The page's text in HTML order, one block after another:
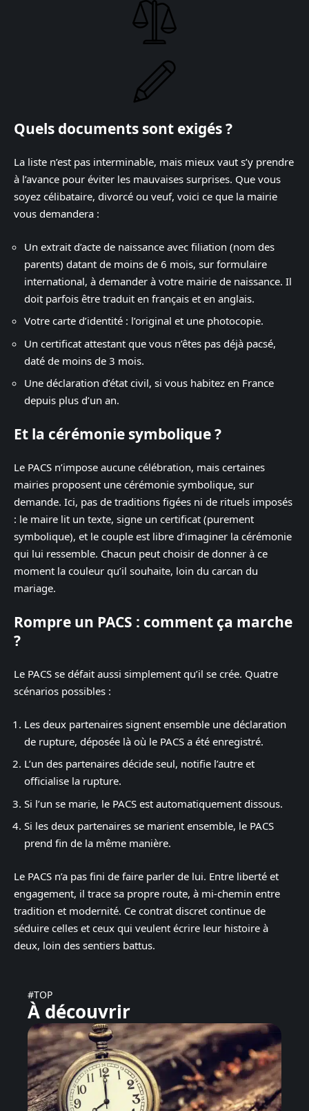
Quels documents sont exigés ?
La liste n’est pas interminable, mais mieux vaut s’y prendre
à l’avance pour éviter les mauvaises surprises. Que vous
soyez célibataire, divorcé ou veuf, voici ce que la mairie
vous demandera :
Un extrait d’acte de naissance avec filiation (nom des
parents) datant de moins de 6 mois, sur formulaire
international, à demander à votre mairie de naissance. Il
doit parfois être traduit en français et en anglais.
Votre carte d’identité : l’original et une photocopie.
Un certificat attestant que vous n’êtes pas déjà pacsé,
daté de moins de 3 mois.
Une déclaration d’état civil, si vous habitez en France
depuis plus d’un an.
Et la cérémonie symbolique ?
Le PACS n’impose aucune célébration, mais certaines
mairies proposent une cérémonie symbolique, sur
demande. Ici, pas de traditions figées ni de rituels imposés
: le maire lit un texte, signe un certificat (purement
symbolique), et le couple est libre d’imaginer la cérémonie
qui lui ressemble. Chacun peut choisir de donner à ce
moment la couleur qu’il souhaite, loin du carcan du
mariage.
Rompre un PACS : comment ça marche
?
Le PACS se défait aussi simplement qu’il se crée. Quatre
scénarios possibles :
Les deux partenaires signent ensemble une déclaration
de rupture, déposée là où le PACS a été enregistré.
L’un des partenaires décide seul, notifie l’autre et
officialise la rupture.
Si l’un se marie, le PACS est automatiquement dissous.
Si les deux partenaires se marient ensemble, le PACS
prend fin de la même manière.
Le PACS n’a pas fini de faire parler de lui. Entre liberté et
engagement, il trace sa propre route, à mi-chemin entre
tradition et modernité. Ce contrat discret continue de
séduire celles et ceux qui veulent écrire leur histoire à
deux, loin des sentiers battus.
#TOP
À découvrir